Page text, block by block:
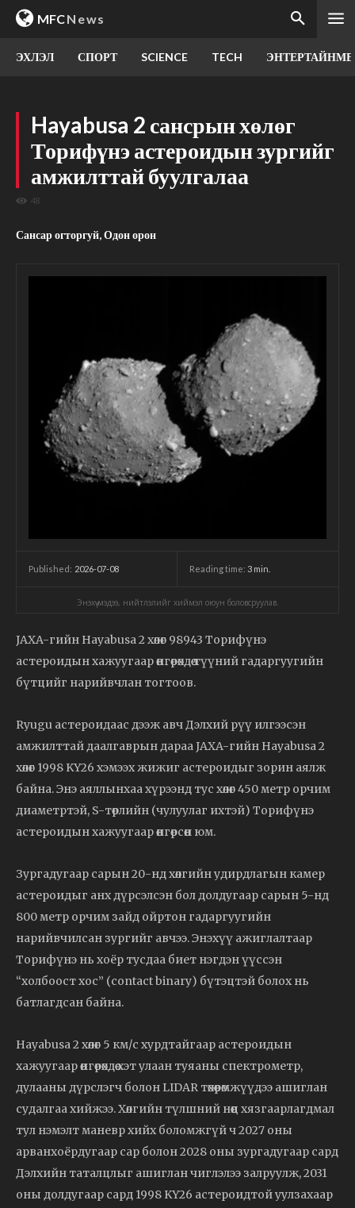
MFCNews
ЭХЛЭЛ СПОРТ SCIENCE TECH
Hayabusa 2 сансрын хөлөг
Торифүнэ астероидын зургийг
амжилттай буулгалаа
48
Сансар огторгуй, Одон орон
Published: 2026-07-08 Reading time: 3 min.
Энэхүү мэдээ, нийтлэлийг хиймэл оюун боловсруулав.
JAXA-гийн Hayabusa 2 хөлөг 98943 Торифүнэ
астероидын хажуугаар өнгөрөхдөө түүний гадаргуугийн
бүтцийг нарийвчлан тогтоов.
Ryugu астероидаас дээж авч Дэлхий рүү илгээсэн
амжилттай даалгаврын дараа JAXA-гийн Hayabusa 2
хөлөг 1998 KY26 хэмээх жижиг астероидыг зорин аялж
байна. Энэ аяллынхаа хүрээнд тус хөлөг 450 метр орчим
диаметртэй, S-төрлийн (чулуулаг ихтэй) Торифүнэ
астероидын хажуугаар өнгөрсөн юм.
Зургадугаар сарын 20-нд хөлгийн удирдлагын камер
астероидыг анх дүрсэлсэн бол долдугаар сарын 5-нд
800 метр орчим зайд ойртон гадаргуугийн
нарийвчилсан зургийг авчээ. Энэхүү ажиглалтаар
Торифүнэ нь хоёр тусдаа биет нэгдэн үүссэн
“холбоост хос” (contact binary) бүтэцтэй болох нь
батлагдсан байна.
Hayabusa 2 хөлөг 5 км/с хурдтайгаар астероидын
хажуугаар өнгөрөхдөө хэт улаан туяаны спектрометр,
дулааны дүрслэгч болон LIDAR төхөөрөмжүүдээ ашиглан
судалгаа хийжээ. Хөлгийн түлшний нөөц хязгаарлагдмал
тул нэмэлт маневр хийх боломжгүй ч 2027 оны
арванхоёрдугаар сар болон 2028 оны зургадугаар сард
Дэлхийн таталцлыг ашиглан чиглэлээ залруулж, 2031
оны долдугаар сард 1998 KY26 астероидтой уулзахаар